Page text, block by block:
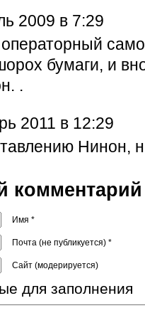
2009 в 7:29
операторный
бумаги, и
.
2011 в 12:29
Нинон,
комментарий
Имя *
Почта (не публикуется) *
Сайт (модерируется)
для заполнения